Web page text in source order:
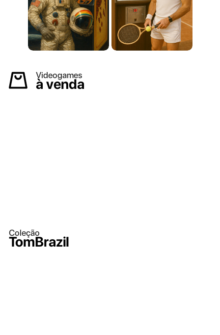
Videogames
à venda
Coleção
TomBrazil